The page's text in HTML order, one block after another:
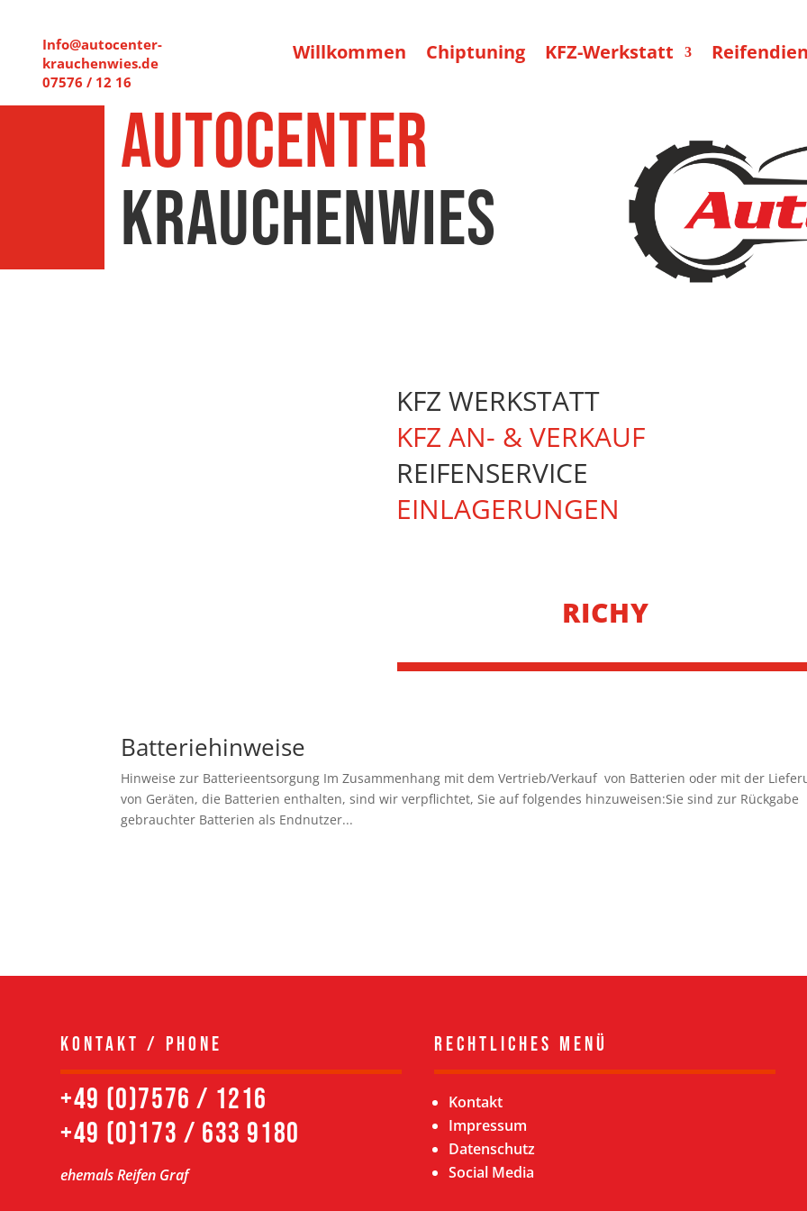
Info@autocenter-
krauchenwies.de
07576 / 12 16
Willkommen Chiptuning KFZ-Werkstatt
Autocenter
Krauchenwies
KFZ WERKSTATT
KFZ AN- & VERKAUF
REIFENSERVICE
EINLAGERUNGEN
RICHY
Batteriehinweise
Hinweise zur Batterieentsorgung Im Zusammenhang mit dem Vertrieb/Verkauf von Batterien oder mit der
von Geräten, die Batterien enthalten, sind wir verpflichtet, Sie auf folgendes hinzuweisen:Sie sind zur Rückgabe
gebrauchter Batterien als Endnutzer...
Kontakt / Phone
+49 (0)7576 / 1216
+49 (0)173 / 633 9180
ehemals Reifen Graf
Rechtliches Menü
Kontakt
Impressum
Datenschutz
Social Media